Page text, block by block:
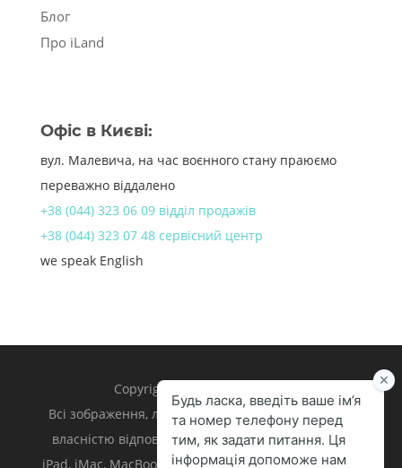
Блог
Про iLand
Офіс в Києві:
вул. Малевича, на час воєнного стану праюємо
переважно віддалено
+38 (044) 323 06 09 відділ продажів
+38 (044) 323 07 48 сервісний центр
we speak English
Copyright 1998 – 2024 iLand.
Всі зображення, логотипи та торгівельні марки є
власністю відповідних власників. Apple, iPhone,
iPad, iMac, MacBook, Mac є торгівельними марками